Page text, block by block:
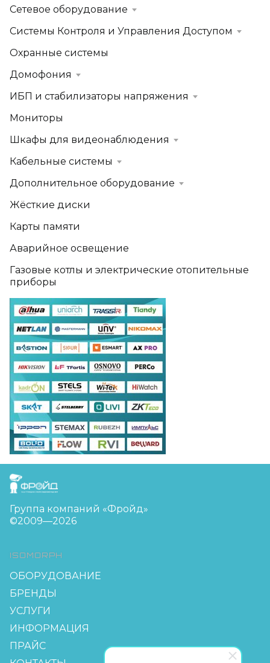
Сетевое оборудование
Системы Контроля и Управления Доступом
Охранные системы
Домофония
ИБП и стабилизаторы напряжения
Мониторы
Шкафы для видеонаблюдения
Кабельные системы
Дополнительное оборудование
Жёсткие диски
Карты памяти
Аварийное освещение
Газовые котлы и электрические отопительные
приборы
FreudGroup
Группа компаний «Фройд»
©2009—2026
ISOMORPH
ОБОРУДОВАНИЕ
БРЕНДЫ
УСЛУГИ
ИНФОРМАЦИЯ
ПРАЙС